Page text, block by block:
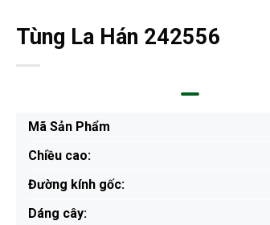
Tùng La Hán 242556
Mã Sản Phẩm
Chiều cao:
Đường kính gốc:
Dáng cây: